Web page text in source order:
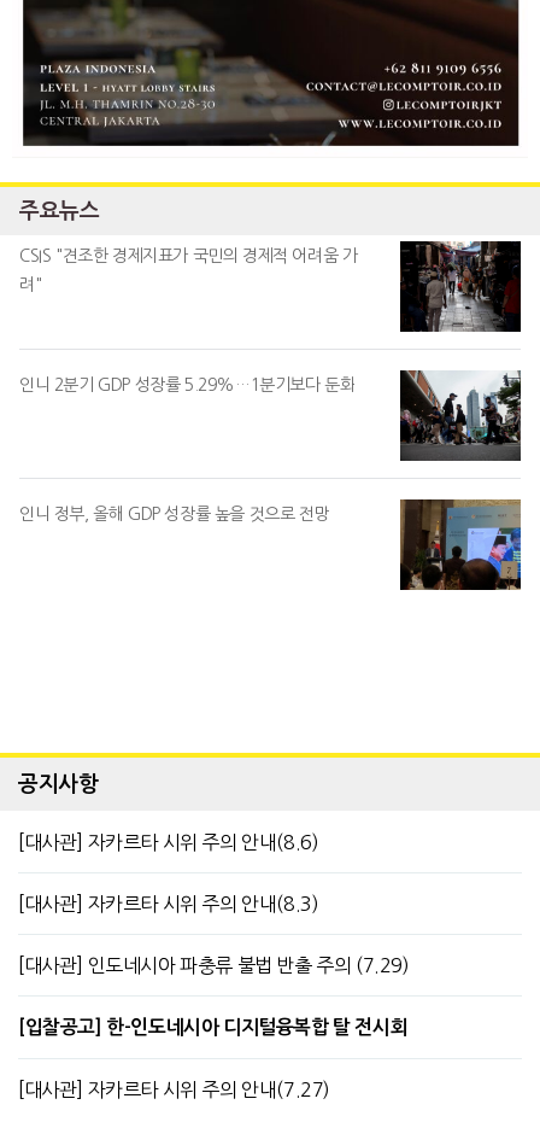
주요뉴스
CSIS "견조한 경제지표가 국민의 경제적 어려움 가
려"
인니 2분기 GDP 성장률 5.29%…1분기보다 둔화
인니 정부, 올해 GDP 성장률 높을 것으로 전망
공지사항
[대사관] 자카르타 시위 주의 안내(8.6)
[대사관] 자카르타 시위 주의 안내(8.3)
[대사관] 인도네시아 파충류 불법 반출 주의 (7.29)
[입찰공고] 한-인도네시아 디지털융복합 탈 전시회
[대사관] 자카르타 시위 주의 안내(7.27)